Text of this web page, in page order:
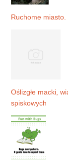
Ruchome
Oślizgłe macki,
spiskowych